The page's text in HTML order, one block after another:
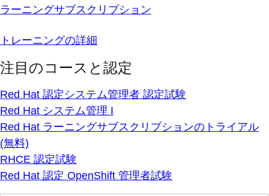
ラーニングサブスクリプション
トレーニングの詳細
注目のコースと認定
Red Hat 認定システム管理者 認定試験
Red Hat システム管理 I
Red Hat ラーニングサブスクリプションのトライアル
(無料)
RHCE 認定試験
Red Hat 認定 OpenShift 管理者試験